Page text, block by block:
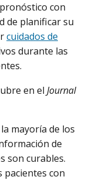
con
de planificar su
cuidados de
durante las
en el Journal
mayoría de los
de
son curables.
pacientes con